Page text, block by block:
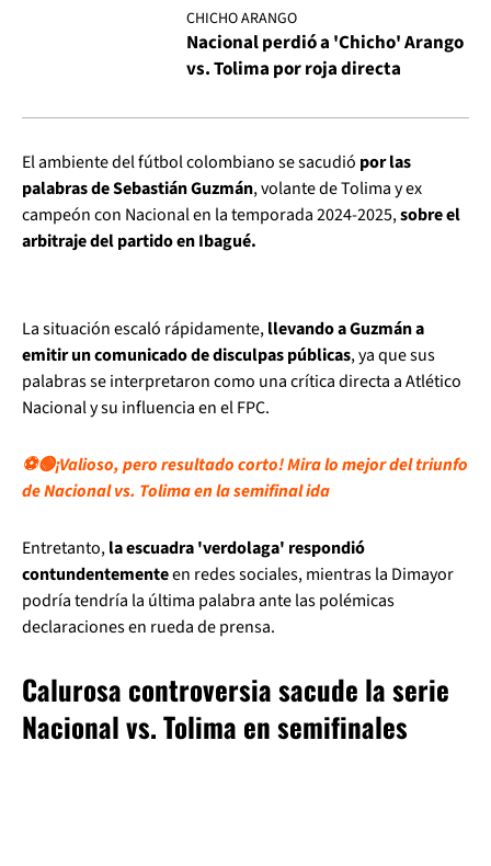
CHICHO ARANGO
Nacional perdió a 'Chicho' Arango
vs. Tolima por roja directa
El ambiente del fútbol colombiano se sacudió por las
palabras de Sebastián Guzmán, volante de Tolima y ex
campeón con Nacional en la temporada 2024-2025,sobre el
arbitraje del partido en Ibagué.
La situación escaló rápidamente,llevando a Guzmán a
emitir un comunicado de disculpas públicas, ya que sus
palabras se interpretaron como una crítica directa a Atlético
Nacional y su influencia en el FPC.
⚽🟢¡Valioso, pero resultado corto! Mira lo mejor del triunfo
de Nacional vs. Tolima en la semifinal ida
Entretanto,la escuadra 'verdolaga' respondió
contundentementeen redes sociales, mientras la Dimayor
podría tendría la última palabra ante las polémicas
declaraciones en rueda de prensa.
Calurosa controversia sacude la serie
Nacional vs. Tolima en semifinales